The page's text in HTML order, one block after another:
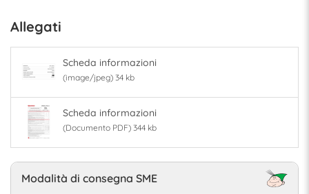
Allegati
Scheda informazioni
(image/jpeg) 34 kb
Scheda informazioni
(Documento PDF) 344 kb
Modalità di consegna SME